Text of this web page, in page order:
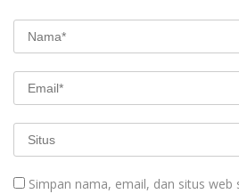
Simpan nama, email, dan situs web